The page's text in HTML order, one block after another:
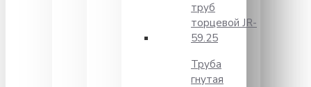
труб
торцевой JR-
59.25
Труба
гнутая